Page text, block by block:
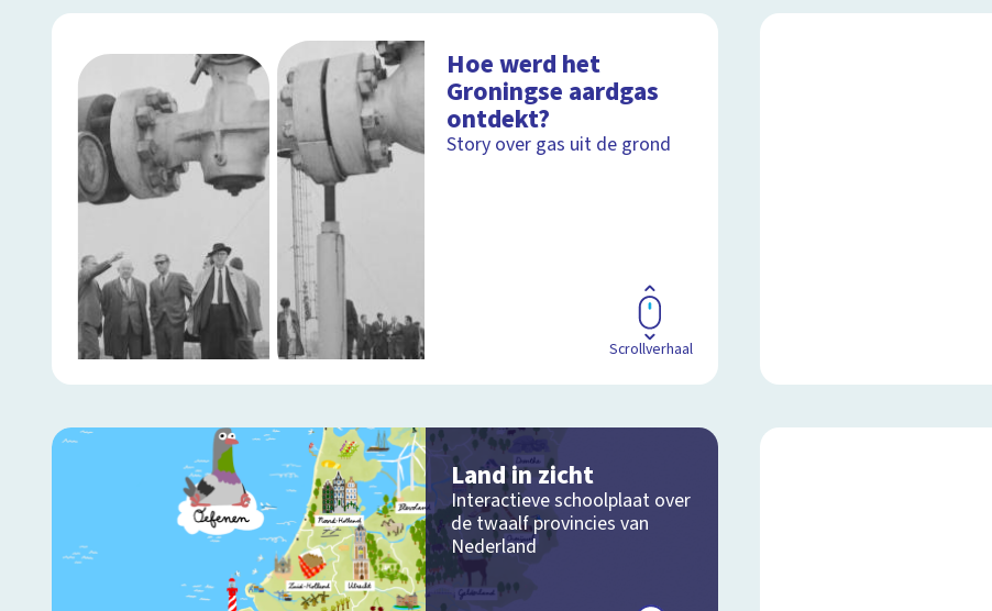
Hoe werd het
Groningse aardgas
ontdekt?
Story over gas uit de grond
Scrollverhaal
Land in zicht
Interactieve schoolplaat over
de twaalf provincies van
Nederland